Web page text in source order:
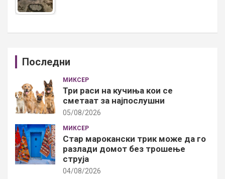
Последни
МИКСЕР
Три раси на кучиња кои се
сметаат за најпослушни
05/08/2026
МИКСЕР
Стар марокански трик може да го
разлади домот без трошење
струја
04/08/2026